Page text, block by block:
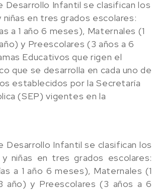
Desarrollo Infantil se clasifican los
niñas en tres grados escolares:
a 1 año 6 meses), Maternales (1
y Preescolares (3 años a 6
Educativos que rigen el
que se desarrolla en cada uno de
establecidos por la Secretaría
(SEP) vigentes en la
Desarrollo Infantil se clasifican los
niñas en tres grados escolares:
a 1 año 6 meses), Maternales (1
año) y Preescolares (3 años a 6